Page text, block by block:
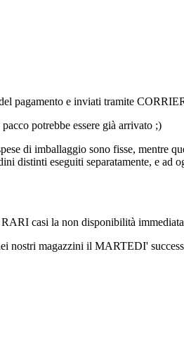
pagamento e inviati tramite
potrebbe essere già arrivato ;)
di imballaggio sono fisse, mentre
eseguiti separatamente, e ad
casi la non disponibilità
nostri magazzini il MARTEDI'